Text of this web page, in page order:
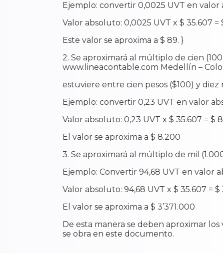
Ejemplo: convertir 0,0025 UVT en valor
Valor absoluto: 0,0025 UVT x $ 35.607 =
Este valor se aproxima a $ 89. }
2. Se aproximará al múltiplo de cien
www.lineacontable.com Medellín –
estuviere entre cien pesos ($100) y diez
Ejemplo: convertir 0,23 UVT en valor
Valor absoluto: 0,23 UVT x $ 35.607 = $
El valor se aproxima a $ 8.200
3. Se aproximará al múltiplo de mil
Ejemplo: Convertir 94,68 UVT en valor
Valor absoluto: 94,68 UVT x $ 35.607 = $
El valor se aproxima a $ 3’371.000
De esta manera se deben aproximar
se obra en este documento.